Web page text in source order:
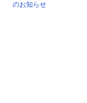
のお知らせ